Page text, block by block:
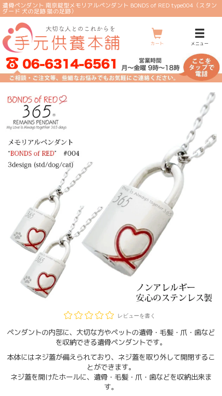
遺骨ペンダント 南京錠型メモリアルペンダント BONDS of RED type004（スタン
ダード 犬の足跡 猫の足跡）
カート
メ
ニ
ュ
ー メニュー
レビューを書く
ペンダントの内部に、大切な方やペットの遺骨・毛髪・爪・歯など
を収納できる遺骨ペンダントです。
本体にはネジ蓋が備えられており、ネジ蓋を取り外して開閉するこ
とができます。
ネジ蓋を開けたホールに、遺骨・毛髪・爪・歯などを収納出来ま
す。